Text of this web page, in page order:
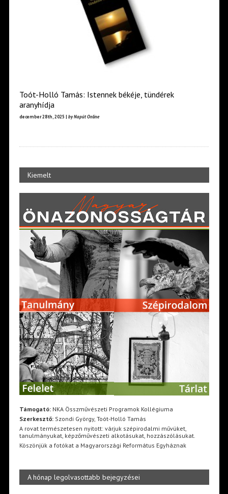
Toót-Holló Tamás: Istennek békéje, tündérek
aranyhídja
december 28th, 2025 | by Napút Online
Kiemelt
Támogató:NKA Összművészeti Programok Kollégiuma
Szerkesztő:Szondi György, Toót-Holló Tamás
A rovat természetesen nyitott: várjuk szépirodalmi művüket,
tanulmányukat, képzőművészeti alkotásukat, hozzászólásukat.
Köszönjük a fotókat a Magyarországi Református Egyháznak
A hónap legolvasottabb bejegyzései